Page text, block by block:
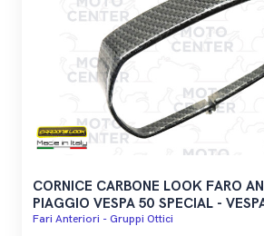
CORNICE CARBONE LOOK FARO
PIAGGIO VESPA 50 SPECIAL -
Fari Anteriori - Gruppi Ottici